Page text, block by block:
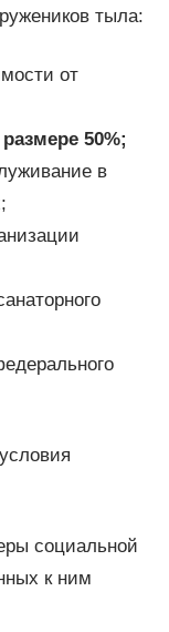
тыла:
от
размере 50%;
в
социальной
к ним